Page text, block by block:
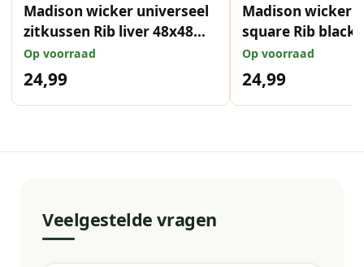
Madison wicker universeel
zitkussen Rib liver 48x48
cm
Op voorraad
24,99
Madison wicker
square Rib black
Op voorraad
24,99
Veelgestelde vragen